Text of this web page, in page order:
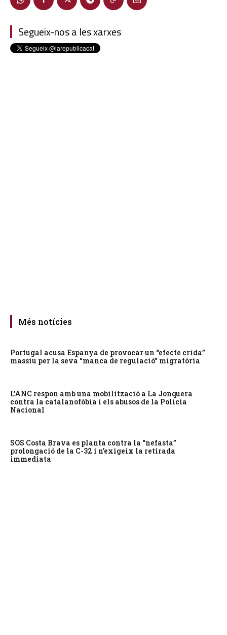
Segueix-nos a les xarxes
Més notícies
Portugal acusa Espanya de provocar un “efecte crida”
massiu per la seva “manca de regulació” migratòria
L’ANC respon amb una mobilització a La Jonquera
contra la catalanofòbia i els abusos de la Policia
Nacional
SOS Costa Brava es planta contra la “nefasta”
prolongació de la C-32 i n’exigeix la retirada
immediata